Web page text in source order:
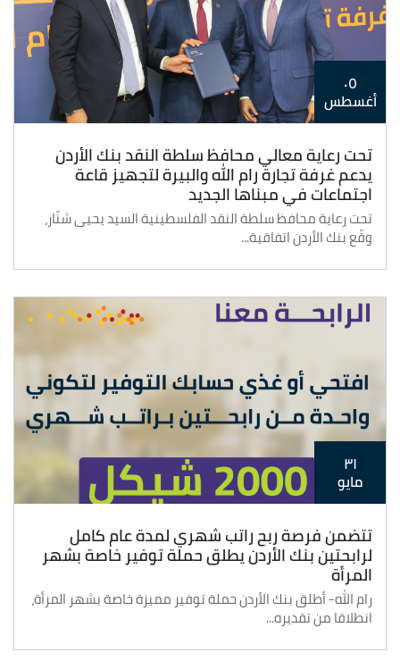
٠٥
أغسطس
تحت رعاية معالي محافظ سلطة النقد بنك الأردن
يدعم غرفة تجارة رام الله والبيرة لتجهيز قاعة
اجتماعات في مبناها الجديد
تحت رعاية محافظ سلطة النقد الفلسطينية السيد يحيى شنّار،
وقّع بنك الأردن اتفاقية...
٣١
مايو
تتضمن فرصة ربح راتب شهري لمدة عام كامل
لرابحتين بنك الأردن يطلق حملة توفير خاصة بشهر
المرأة
رام الله- أطلق بنك الأردن حملة توفير مميزة خاصة بشهر المرأة،
انطلاقا من تقديره...